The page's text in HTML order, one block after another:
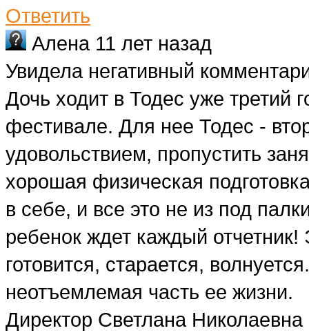
Ответить
Алена 11 лет назад
Увидела негативный
Дочь ходит в Тодес уже третий
фестивале. Для нее Тодес -
удовольствием, пропустить
хорошая физическая
в себе, и все это не из под
ребенок ждет каждый
готовится, старается,
неотъемлемая часть ее жизни.
Директор Светлана Николаевна